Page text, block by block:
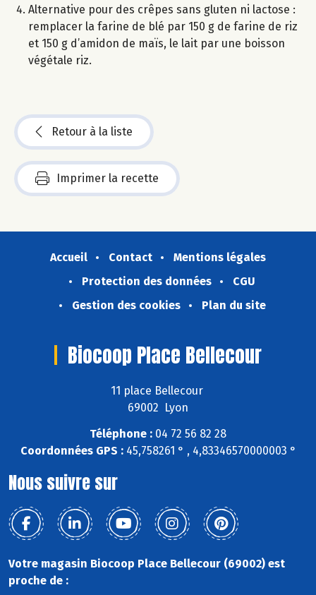
Alternative pour des crêpes sans gluten ni lactose :
remplacer la farine de blé par 150 g de farine de riz
et 150 g d’amidon de maïs, le lait par une boisson
végétale riz.
Retour à la liste
Imprimer la recette
Accueil Contact
Mentions légales
Protection des données
CGU
Gestion des cookies
Plan du site
Biocoop Place Bellecour
11 place Bellecour
69002 Lyon
Téléphone : 04 72 56 82 28
Coordonnées GPS :45,758261 ° , 4,83346570000003 °
Nous suivre sur
Votre magasin Biocoop Place Bellecour (69002) est
proche de :